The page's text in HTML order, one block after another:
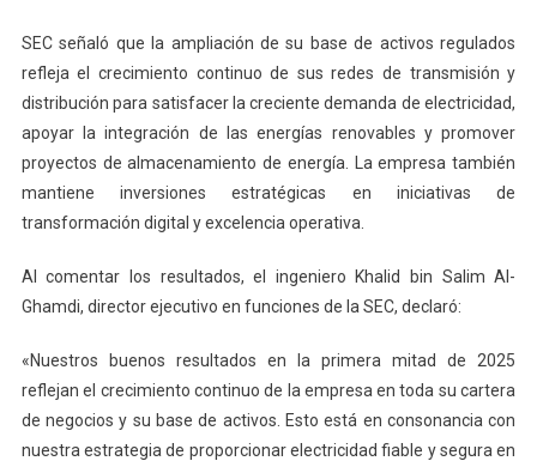
SEC señaló que la ampliación de su base de activos regulados
refleja el crecimiento continuo de sus redes de transmisión y
distribución para satisfacer la creciente demanda de electricidad,
apoyar la integración de las energías renovables y promover
proyectos de almacenamiento de energía. La empresa también
mantiene inversiones estratégicas en iniciativas de
transformación digital y excelencia operativa.
Al comentar los resultados, el ingeniero Khalid bin Salim Al-
Ghamdi, director ejecutivo en funciones de la SEC, declaró:
«Nuestros buenos resultados en la primera mitad de 2025
reflejan el crecimiento continuo de la empresa en toda su cartera
de negocios y su base de activos. Esto está en consonancia con
nuestra estrategia de proporcionar electricidad fiable y segura en